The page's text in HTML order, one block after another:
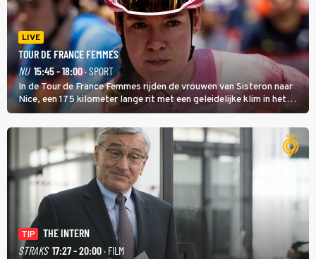
LIVE
TOUR DE FRANCE FEMMES
NU 15:45 - 18:00· SPORT
In de Tour de France Femmes rijden de vrouwen van Sisteron naar
Nice, een 175 kilometer lange rit met een geleidelijke klim in het
midden. Dat is mogelijk niet de zwaarste hindernis, dat is de
temperatuur. Het kan in Nice namelijk bloedheet worden.
TIP
THE INTERN
STRAKS 17:27 - 20:00· FILM